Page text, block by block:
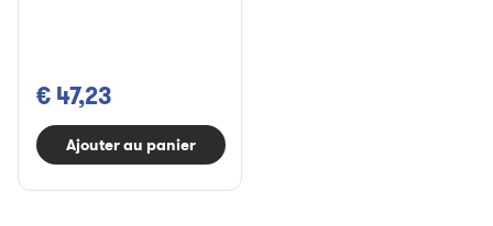
€ 47,23
Ajouter au panier